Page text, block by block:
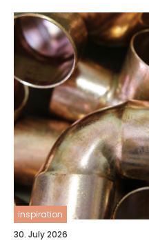
inspiration
30. July 2026